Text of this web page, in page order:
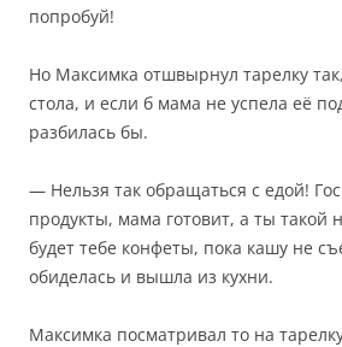
попробуй!
Но Максимка отшвырнул тарелку
стола, и если б мама не успела её
разбилась бы.
— Нельзя так обращаться с едой!
продукты, мама готовит, а ты такой
будет тебе конфеты, пока кашу не
обиделась и вышла из кухни.
Максимка посматривал то на